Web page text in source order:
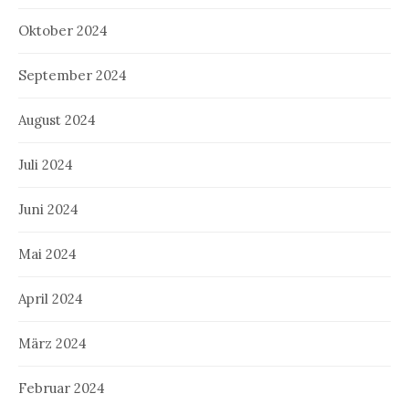
Oktober 2024
September 2024
August 2024
Juli 2024
Juni 2024
Mai 2024
April 2024
März 2024
Februar 2024